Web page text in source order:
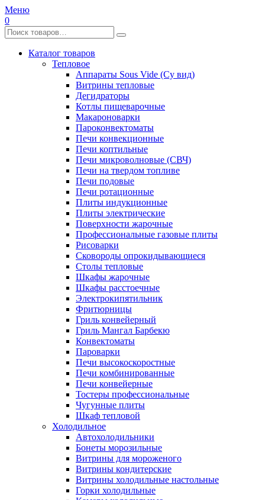
Меню
0
Каталог товаров
Тепловое
Аппараты Sous Vide (Су вид)
Витрины тепловые
Дегидраторы
Котлы пищеварочные
Макароноварки
Пароконвектоматы
Печи конвекционные
Печи коптильные
Печи микроволновые (СВЧ)
Печи на твердом топливе
Печи подовые
Печи ротационные
Плиты индукционные
Плиты электрические
Поверхности жарочные
Профессиональные газовые плиты
Рисоварки
Сковороды опрокидывающиеся
Столы тепловые
Шкафы жарочные
Шкафы расстоечные
Электрокипятильник
Фритюрницы
Гриль конвейерный
Гриль Мангал Барбекю
Конвектоматы
Пароварки
Печи высокоскоростные
Печи комбинированные
Печи конвейерные
Тостеры профессиональные
Чугунные плиты
Шкаф тепловой
Холодильное
Автохолодильники
Бонеты морозильные
Витрины для мороженого
Витрины кондитерские
Витрины холодильные настольные
Горки холодильные